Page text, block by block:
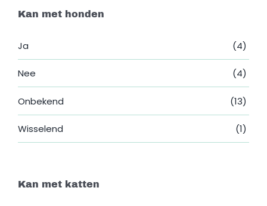
Kan met honden
Ja (4)
Nee (4)
Onbekend (13)
Wisselend (1)
Kan met katten